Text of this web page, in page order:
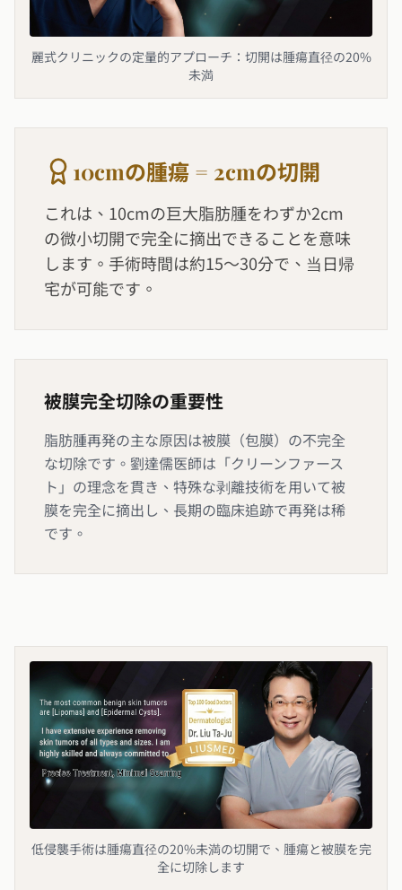
麗式クリニックの定量的アプローチ：切開は腫瘍直径の20%
未満
10cmの腫瘍 = 2cmの切開
これは、10cmの巨大脂肪腫をわずか2cm
の微小切開で完全に摘出できることを意味
します。手術時間は約15〜30分で、当日帰
宅が可能です。
被膜完全切除の重要性
脂肪腫再発の主な原因は被膜（包膜）の不完全
な切除です。劉達儒医師は「クリーンファース
ト」の理念を貫き、特殊な剥離技術を用いて被
膜を完全に摘出し、長期の臨床追跡で再発は稀
です。
低侵襲手術は腫瘍直径の20%未満の切開で、腫瘍と被膜を完
全に切除します